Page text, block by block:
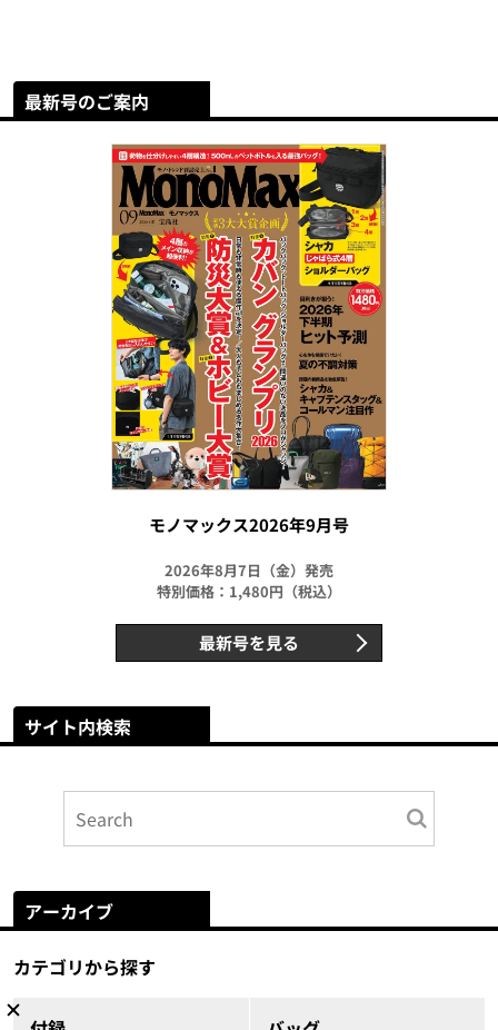
最新号のご案内
モノマックス2026年9月号
2026年8月7日（金）発売
特別価格：1,480円（税込）
最新号を見る
サイト内検索
アーカイブ
カテゴリから探す